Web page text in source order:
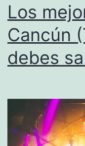
Los
Cancún
debes